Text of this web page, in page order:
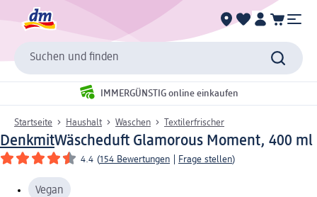
Suchen und finden
IMMERGÜNSTIG online einkaufen
Startseite Haushalt Waschen Textilerfrischer
DenkmitWäscheduft Glamorous Moment, 400 ml
4.4 (154 Bewertungen Frage stellen)
Vegan